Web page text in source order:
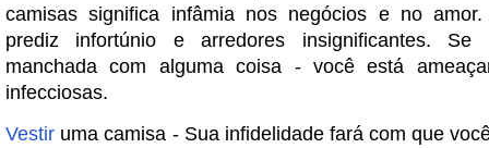
camisas significa infâmia nos negócios e no amor.
prediz infortúnio e arredores insignificantes. Se
manchada com alguma coisa - você está
infecciosas.
Vestir uma camisa - Sua infidelidade fará com que